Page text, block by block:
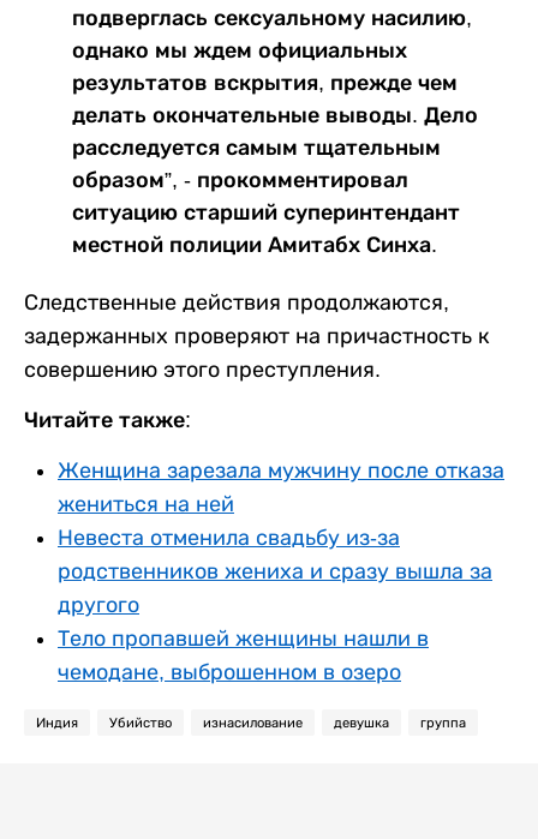
подверглась сексуальному насилию,
однако мы ждем официальных
результатов вскрытия, прежде чем
делать окончательные выводы. Дело
расследуется самым тщательным
образом”, - прокомментировал
ситуацию старший суперинтендант
местной полиции Амитабх Синха.
Следственные действия продолжаются,
задержанных проверяют на причастность к
совершению этого преступления.
Читайте также:
Женщина зарезала мужчину после отказа
жениться на ней
Невеста отменила свадьбу из-за
родственников жениха и сразу вышла за
другого
Тело пропавшей женщины нашли в
чемодане, выброшенном в озеро
Индия Убийство изнасилование девушка группа